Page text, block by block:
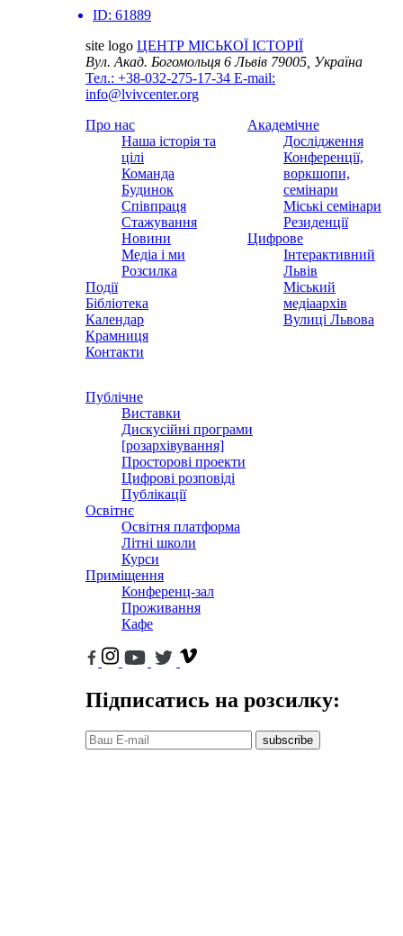
ID: 61889
site logo ЦЕНТР МІСЬКОЇ ІСТОРІЇ
Вул. Акад. Богомольця 6Львів 79005, Україна
Тел.: +38-032-275-17-34 E-mail:
info@lvivcenter.org
Про нас
Наша історія та
цілі
Команда
Будинок
Співпраця
Стажування
Новини
Медіа і ми
Розсилка
Події
Бібліотека
Календар
Крамниця
Контакти
Академічне
Дослідження
Конференції,
воркшопи,
семінари
Міські семінари
Резиденції
Цифрове
Інтерактивний
Львів
Міський
медіаархів
Вулиці Львова
Публічне
Виставки
Дискусійні програми
[розархівування]
Просторові проекти
Цифрові розповіді
Публікації
Освітнє
Освітня платформа
Літні школи
Курси
Приміщення
Конференц-зал
Проживання
Кафе
Підписатись на розсилку:
subscribe